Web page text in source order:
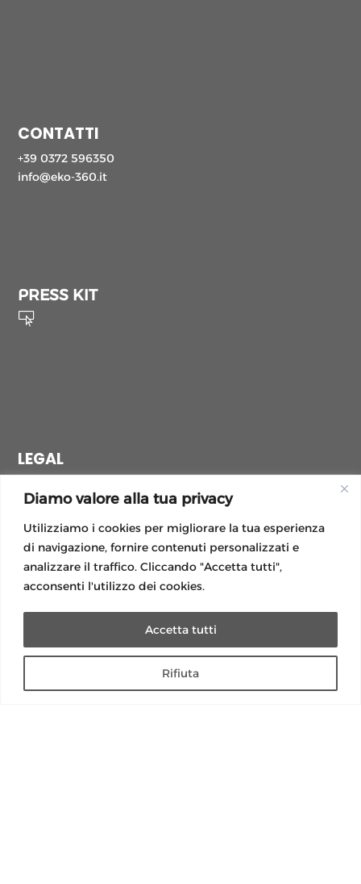
Diamo valore alla tua privacy
Utilizziamo i cookies per migliorare la tua esperienza
di navigazione, fornire contenuti personalizzati e
analizzare il traffico. Cliccando "Accetta tutti",
acconsenti l'utilizzo dei cookies.
Rifiuta
Accetta tutti
CONTATTI
+39 0372 596350
info@eko-360.it
PRESS KIT

LEGAL
Operazioni a premi
Normative luce e gas
Modulistica
Guida lettura bolletta
Modulo reclami importi anomali